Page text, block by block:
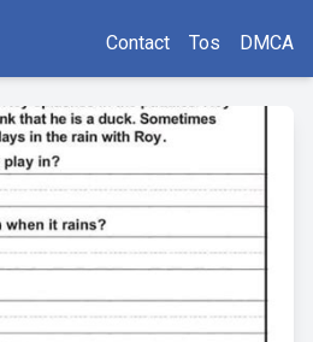
Contact Tos DMCA